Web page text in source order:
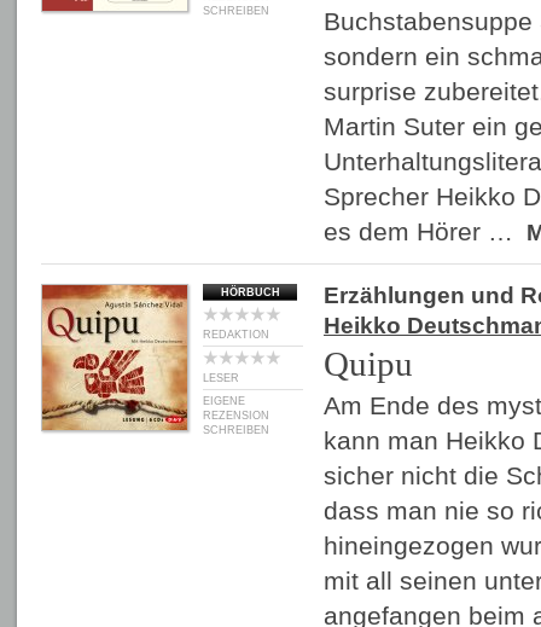
SCHREIBEN
sondern ein
surprise
Martin Suter ein
Sprecher Heikko
es dem Hörer …
HÖRBUCH
REDAKTION
LESER
EIGENE
REZENSION
SCHREIBEN
Erzählungen und
Heikko
Quipu
Am Ende des
kann man Heikko
sicher nicht die
dass man nie so
hineingezogen
mit all seinen
angefangen beim